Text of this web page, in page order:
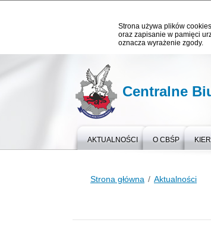
Strona używa plików
oraz zapisanie w pamięci
oznacza wyrażenie zgody.
Centralne
AKTUALNOŚCI O CBŚP
Strona główna Aktualności